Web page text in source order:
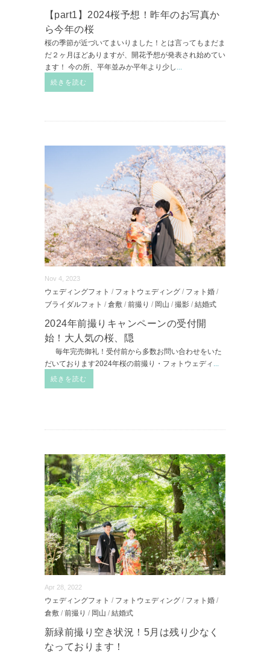
【part1】2024桜予想！昨年のお写真か
ら今年の桜
桜の季節が近づいてまいりました！とは言ってもまだま
だ２ヶ月ほどありますが、開花予想が発表され始めてい
ます！ 今の所、平年並みか平年より少し ...
続きを読む
Nov 4, 2023
ウェディングフォト / フォトウェディング / フォト婚 /
ブライダルフォト / 倉敷 / 前撮り / 岡山 / 撮影 / 結婚式
2024年前撮りキャンペーンの受付開
始！大人気の桜、隠
毎年完売御礼！受付前から多数お問い合わせをいた
だいております2024年桜の前撮り・フォトウェディ ...
続きを読む
Apr 28, 2022
ウェディングフォト / フォトウェディング / フォト婚 /
倉敷 / 前撮り / 岡山 / 結婚式
新緑前撮り空き状況！5月は残り少なく
なっております！